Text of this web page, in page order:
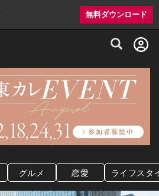
無料ダウンロード
グルメ情報・プレミアムレストラン予約
グルメ 恋愛 ライフスタ